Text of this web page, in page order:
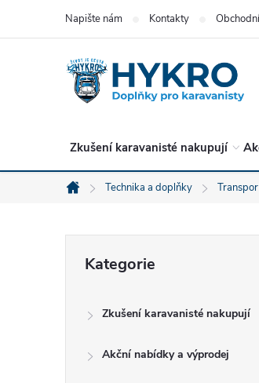
Napište nám Kontakty
Zkušení karavanisté nakupují
Domů
Technika a doplňky
kategorie
Kategorie
Zkušení karavanisté nakupují
Akční nabídky a výprodej